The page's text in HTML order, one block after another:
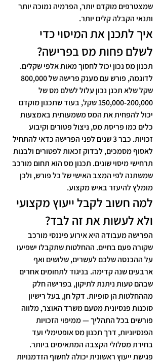
שמצטרפים מוקדם יותר, הפרמיה נמוכה יותר
ותנאי הקבלה קלים יותר.
איך לתכנן את המיסוי כדי
לשלם פחות מס בפרישה?
תכנון מס נכון יכול לחסוך מאות אלפי שקלים.
שקל שלא תכנן נכון עלול לשלם מס של
150,000-200,000 שקל, בעוד שתכנון מוקדם
יכול להפחית את המס משמעותית באמצעות
כלים כמו פריסת מס, ניצול פטורים וקיבוע
זכויות. כבר 3 שנים לפני הפרישה כדאי להתחיל
לאסוף מסמכים, לבדוק זכאות לפטורים ולבנות
תרחישי מיסוי שונים. תכנון מס הוא תחום מורכב
שמשתנה לפי המצב האישי של כל פורש, ולכן
מומלץ להיעזר באיש מקצוע.
למה חשוב לקבל ייעוץ מקצועי
ולא לעשות את זה לבד?
הפרישה מעבודה היא אירוע פיננסי מורכב
שקורה פעם בחיים. ההחלטות שתקבלו ישפיעו
על ההכנסה שלכם לעשרים, שלושים ואף
ארבעים שנה קדימה. בניגוד לתחומים אחרים
שבהם טעות ניתנת לתיקון, בפרישה חלק
מההחלטות הן סופיות. דקל חן, בעל רישיון
סוכנות פנסיונית מטעם משרד האוצר, מלווה
פורשים בכל התהליך — ממיפוי הזכויות
הפנסיוניות, דרך תכנון מס אופטימלי ועד
בחירת מסלולי הקצבה המתאימים ביותר.
פגישת ייעוץ ראשונית יכולה לחשוף הזדמנויות